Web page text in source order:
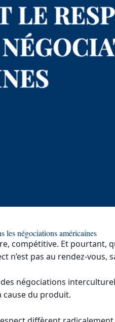
les négociations américaines
compétitive. Et pourtant,
n’est pas au rendez-
des négociations
cause du produit.